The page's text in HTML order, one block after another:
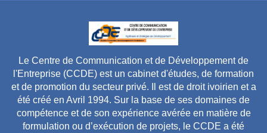
Le Centre de Communication et de Développement de
l'Entreprise (CCDE) est un cabinet d'études, de formation
et de promotion du secteur privé. Il est de droit ivoirien et a
été créé en Avril 1994. Sur la base de ses domaines de
compétence et de son expérience avérée en matière de
formulation ou d’exécution de projets, le CCDE a été